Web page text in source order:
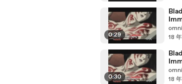
0:29
18
0:30
18